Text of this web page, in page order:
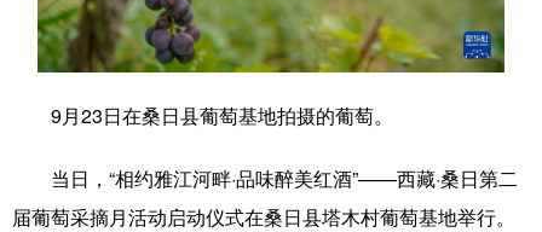
食品 人居 信息化 数字经济
彩票 娱乐 时尚 悦读
9月23日在桑日县葡萄基地拍摄的葡萄。
当日，“相约雅江河畔·品味醉美红酒”——西藏·桑日第二
届葡萄采摘月活动启动仪式在桑日县塔木村葡萄基地举行。